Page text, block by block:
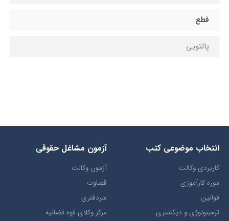
قطع
پالتویی
انتخاب​ موضوعي​ کتب
کاربردی وکالت
دوره کارآموزی
قوانین
ترمينولوژي و ديکشنري
آزمون مشاغل حقوقی
آزمون وکالت
قضاوت
سردفتری
مرکز وکلای قوه قضائیه